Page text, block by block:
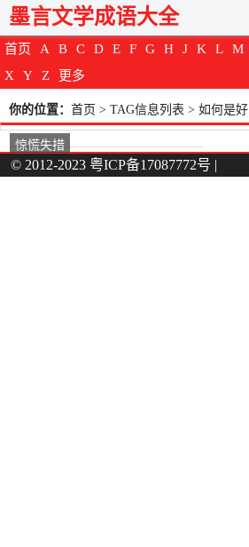
首页 A B C D E F G H J K L M
X
Y Z 更多
墨言文学成语大全
你的位置： 首页 > TAG信息列表 > 如何是好
惊慌失措
© 2012-2023 粤ICP备17087772号 |